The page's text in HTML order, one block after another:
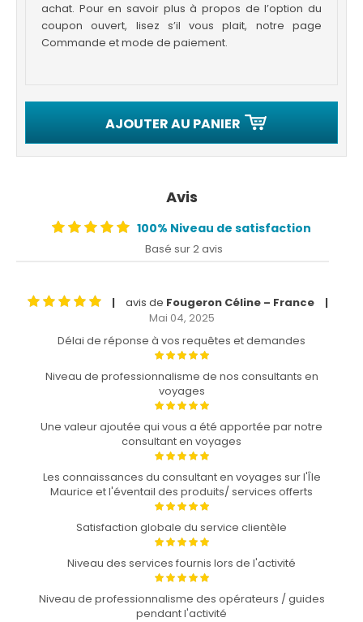
achat. Pour en savoir plus à propos de l’option du
coupon ouvert, lisez s’il vous plait, notre page
Commande et mode de paiement.
AJOUTER AU PANIER
Avis
100% Niveau de satisfaction
Basé sur 2 avis
| avis de Fougeron Céline – France |
Mai 04, 2025
Délai de réponse à vos requêtes et demandes
Niveau de professionnalisme de nos consultants en
voyages
Une valeur ajoutée qui vous a été apportée par notre
consultant en voyages
Les connaissances du consultant en voyages sur l'Île
Maurice et l'éventail des produits/ services offerts
Satisfaction globale du service clientèle
Niveau des services fournis lors de l'activité
Niveau de professionnalisme des opérateurs / guides
pendant l'activité